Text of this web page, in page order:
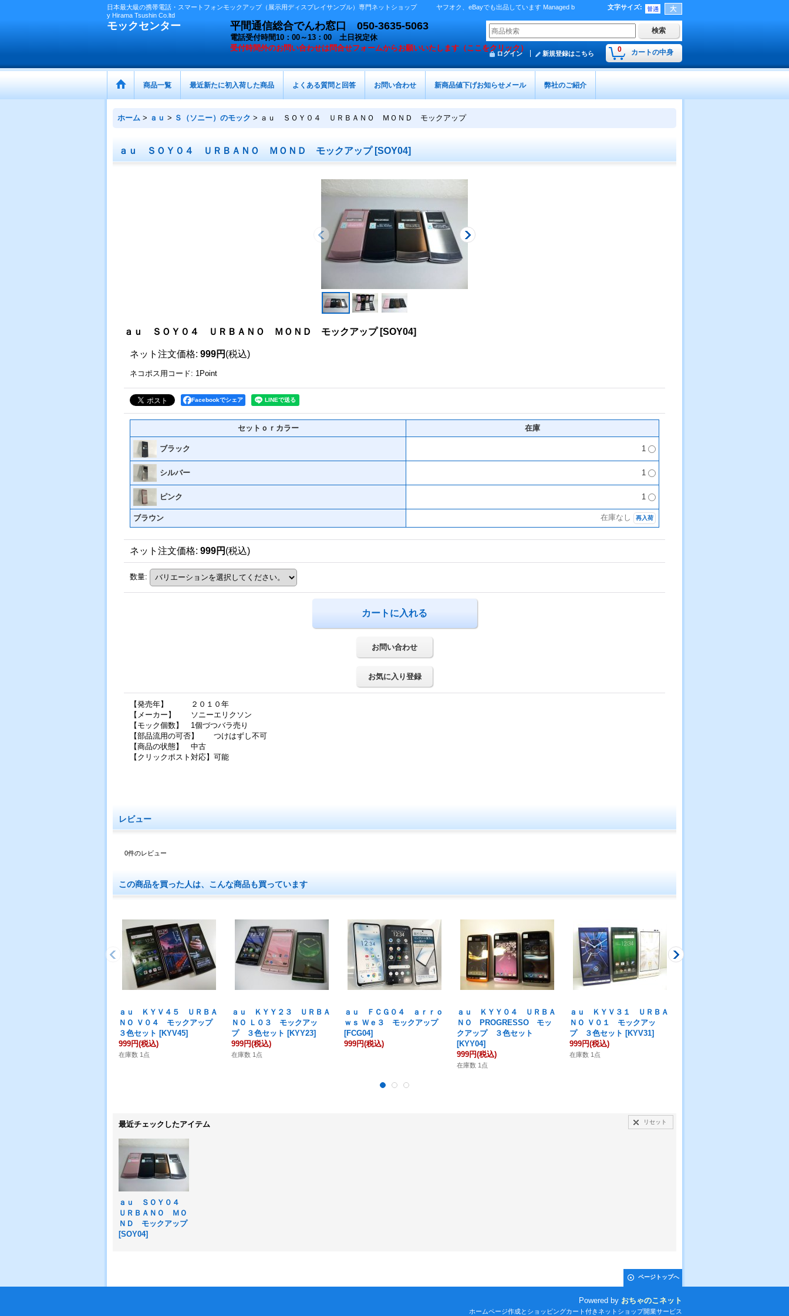
日本最大級の携帯電話・スマートフォンモックアップ（展示用ディスプレイサンプル）専門ネットショップ ヤフオク、eBayでも出品しています Managed b
y Hirama Tsushin Co.ltd
文字サイズ:
モックセンター 平間通信総合でんわ窓口 050-3635-5063
電話受付時間10：00～13：00 土日祝定休
受付時間外のお問い合わせは問合せフォームからお願いいたします（ここをクリック） 0 カートの中身
ログイン 新規登録はこちら
商品一覧 最近新たに初入荷した商品 よくある質問と回答 お問い合わせ 新商品値下げお知らせメール 弊社のご紹介
ホーム > ａｕ > Ｓ（ソニー）のモック > ａｕ ＳＯＹ０４ ＵＲＢＡＮＯ ＭＯＮＤ モックアップ
ａｕ ＳＯＹ０４ ＵＲＢＡＮＯ ＭＯＮＤ モックアップ [SOY04]
ａｕ ＳＯＹ０４ ＵＲＢＡＮＯ ＭＯＮＤ モックアップ [SOY04]
ネット注文価格: 999円 (税込)
ネコポス用コード: 1Point
Facebookでシェア
セットｏｒカラー 在庫
ブラック 1
シルバー 1
ピンク 1
ブラウン 在庫なし 再入荷
ネット注文価格: 999円 (税込)
数量:
お問い合わせ
お気に入り登録
【発売年】 ２０１０年
【メーカー】 ソニーエリクソン
【モック個数】 1個づつバラ売り
【部品流用の可否】 つけはずし不可
【商品の状態】 中古
【クリックポスト対応】可能
レビュー
0件のレビュー
この商品を買った人は、こんな商品も買っています
ａｕ ＫＹＶ４５ ＵＲＢＡ
ＮＯ Ｖ０４ モックアップ
３色セット [KYV45]
999円(税込)
在庫数 1点
ａｕ ＫＹＹ２３ ＵＲＢＡ
ＮＯ Ｌ０３ モックアッ
プ ３色セット [KYY23]
999円(税込)
在庫数 1点
ａｕ ＦＣＧ０４ ａｒｒｏ
ｗｓ Ｗｅ３ モックアップ
[FCG04]
999円(税込)
ａｕ ＫＹＹ０４ ＵＲＢＡ
ＮＯ PROGRESSO モッ
クアップ ３色セット
[KYY04]
999円(税込)
在庫数 1点
ａｕ ＫＹＶ３１ ＵＲＢＡ
ＮＯ Ｖ０１ モックアッ
プ ３色セット [KYV31]
999円(税込)
在庫数 1点
最近チェックしたアイテム リセット
ａｕ ＳＯＹ０４
ＵＲＢＡＮＯ ＭＯ
ＮＤ モックアップ
[SOY04]
ページトップへ
Powered by おちゃのこネット
ホームページ作成とショッピングカート付きネットショップ開業サービス